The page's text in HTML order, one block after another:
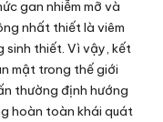
gan nhiễm mỡ và
nhất thiết là viêm
sinh thiết. Vì vậy, kết
mật trong thế giới
thường định hướng
hoàn toàn khái quát